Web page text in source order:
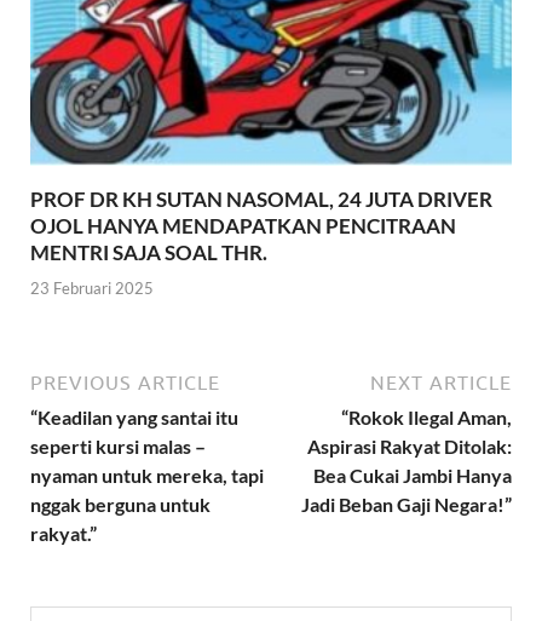
PROF DR KH SUTAN NASOMAL, 24 JUTA DRIVER
OJOL HANYA MENDAPATKAN PENCITRAAN
MENTRI SAJA SOAL THR.
23 Februari 2025
PREVIOUS ARTICLE
“Keadilan yang santai itu
seperti kursi malas –
nyaman untuk mereka, tapi
nggak berguna untuk
rakyat.”
NEXT ARTICLE
“Rokok Ilegal Aman,
Aspirasi Rakyat Ditolak:
Bea Cukai Jambi Hanya
Jadi Beban Gaji Negara!”